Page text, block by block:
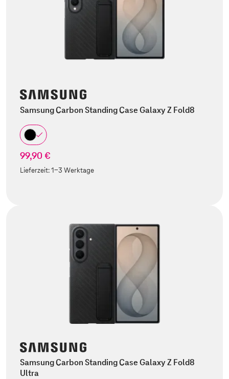
Samsung Carbon Standing Case Galaxy Z Fold8
99,90 €
Lieferzeit:1-3 Werktage
Samsung Carbon Standing Case Galaxy Z Fold8
Ultra